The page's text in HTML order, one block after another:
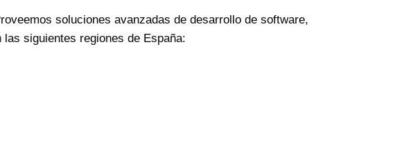
soluciones avanzadas de desarrollo de software,
siguientes regiones de España: